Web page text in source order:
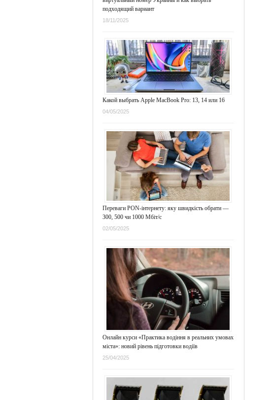
подходящий вариант
18/11/2025
Какой выбрать Apple MacBook Pro: 13, 14 или 16
04/05/2025
Переваги PON-інтернету: яку швидкість обрати —
300, 500 чи 1000 Мбіт/с
02/05/2025
Онлайн курси «Практика водіння в реальних умовах
міста»: новий рівень підготовки водіїв
25/04/2025